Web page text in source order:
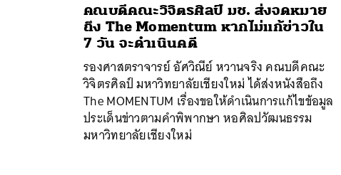
คณบดีคณะวิจิตรศิลป์ มช. ส่งจดหมาย
ถึง The Momentum หากไม่แก้ข่าวใน
7 วัน จะดำเนินคดี
รองศาสตราจารย์ อัศวิณีย์ หวานจริง คณบดีคณะ
วิจิตรศิลป์ มหาวิทยาลัยเชียงใหม่ ได้ส่งหนังสือถึง
The MOMENTUM เรื่องขอให้ดำเนินการแก้ไขข้อมูล
ประเด็นข่าวตามคำพิพากษา หอศิลปวัฒนธรรม
มหาวิทยาลัยเชียงใหม่